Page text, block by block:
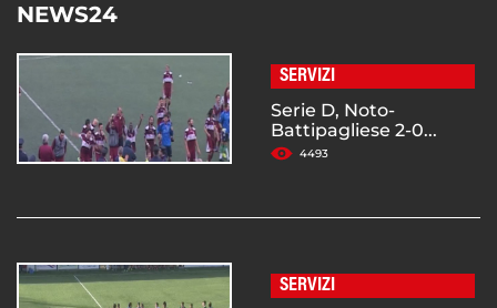
NEWS24
SERVIZI
Serie D, Noto-
Battipagliese 2-0...
4493
SERVIZI